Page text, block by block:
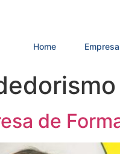
Home Empresa
de